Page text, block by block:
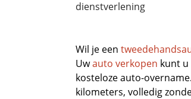
dienstverlening
Wil je een
Uwauto verkopen kunt u
kosteloze auto-
kilometers, volledig